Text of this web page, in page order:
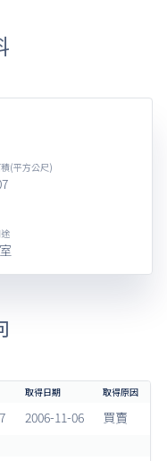
(平方公尺)
2006-11-06 買賣